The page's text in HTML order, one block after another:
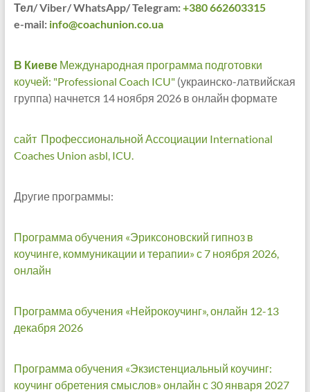
Тел/ Viber/ WhatsApp/ Telegram:+380 662603315
e-mail: info@coachunion.co.ua
В КиевеМеждународная программа подготовки
коучей: "Professional Coach ICU"(украинско-латвийская
группа) начнется 14 ноября 2026 в онлайн формате
сайт Профессиональной Ассоциации International
Coaches Union asbl, ICU.
Другие программы:
Программа обучения «Эриксоновский гипноз в
коучинге, коммуникации и терапии» с 7 ноября 2026,
онлайн
Программа обучения «Нейрокоучинг», онлайн 12-13
декабря 2026
Программа обучения «Экзистенциальный коучинг:
коучинг обретения смыслов» онлайн с 30 января 2027